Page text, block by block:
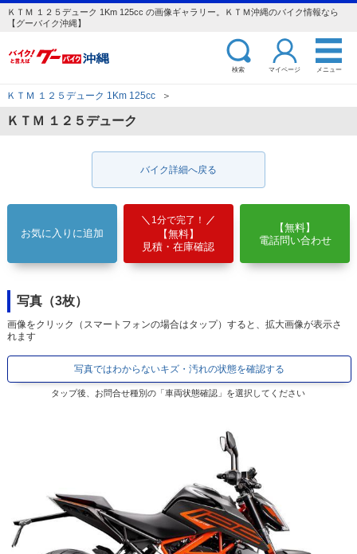
ＫＴＭ １２５デューク 1Km 125cc の画像ギャラリー。ＫＴＭ沖縄のバイク情報なら
【グーバイク沖縄】
検索 マイページ メニュー
ＫＴＭ １２５デューク 1Km 125cc ＞
ＫＴＭ １２５デューク
バイク詳細へ戻る
お気に入りに追加
1分で完了！
【無料】
見積・在庫確認
【無料】
電話問い合わせ
写真（3枚）
画像をクリック（スマートフォンの場合はタップ）すると、拡大画像が表示さ
れます
写真ではわからないキズ・汚れの状態を確認する
タップ後、お問合せ種別の「車両状態確認」を選択してください